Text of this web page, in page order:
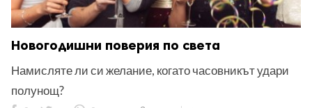
Новогодишни поверия по света
Намисляте ли си желание, когато часовникът удари
полунощ?